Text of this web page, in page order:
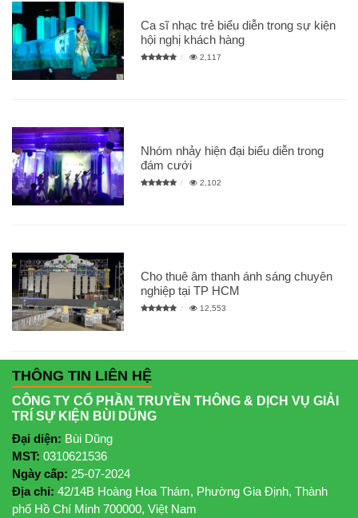
Ca sĩ nhạc trẻ biểu diễn trong sự kiện
hội nghị khách hàng
2,117
Nhóm nhảy hiện đại biểu diễn trong
đám cưới
2,102
Cho thuê âm thanh ánh sáng chuyên
nghiệp tại TP HCM
12,553
THÔNG TIN LIÊN HỆ
CÔNG TY CỔ PHẦN TRUYỀN THÔNG & DỊCH VỤ GIẢI
TRÍ SỰ KIỆN BÙI DŨNG
Đại diện: Bùi Dũng
MST: 0310621536
Ngày cấp: 25-07-2024
Địa chỉ: 42/14B Hoàng Hoa Thám, Phường Gia Định, Thành
phố Hồ Chí Minh 700000, Việt Nam